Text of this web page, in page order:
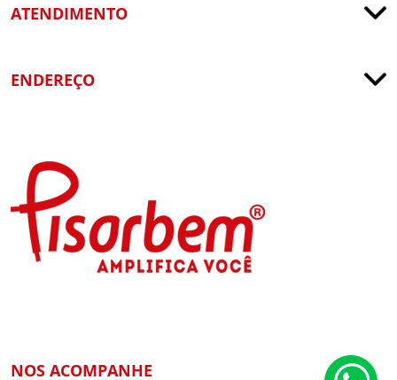
ATENDIMENTO
ENDEREÇO
NOS ACOMPANHE